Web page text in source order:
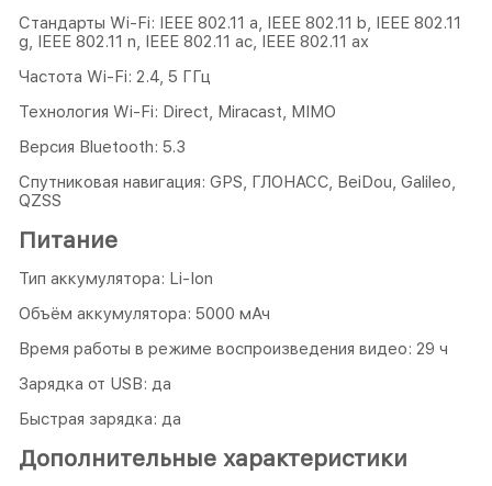
Стандарты Wi-Fi: IEEE 802.11 a, IEEE 802.11 b, IEEE 802.11
g, IEEE 802.11 n, IEEE 802.11 ac, IEEE 802.11 ax
Частота Wi-Fi: 2.4, 5 ГГц
Технология Wi-Fi: Direct, Miracast, MIMO
Версия Bluetooth: 5.3
Спутниковая навигация: GPS, ГЛОНАСС, BeiDou, Galileo,
QZSS
Питание
Тип аккумулятора: Li-Ion
Объём аккумулятора: 5000 мАч
Время работы в режиме воспроизведения видео: 29 ч
Зарядка от USB: да
Быстрая зарядка: да
Дополнительные характеристики